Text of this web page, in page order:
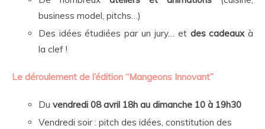
business model, pitchs…)
Des idées étudiées par un jury… et des cadeauxà
la clef !
Le déroulement de l’édition “Mangeons Innovant”
Du vendredi 08 avril 18h au dimanche 10 à 19h30
Vendredi soir : pitch des idées, constitution des